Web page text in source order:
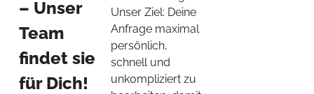
– Unser
Team
findet sie
für Dich!
Unser Ziel: Deine
Anfrage maximal
persönlich,
schnell und
unkompliziert zu